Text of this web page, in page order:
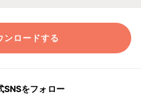
ンロードする
SNSをフォロー